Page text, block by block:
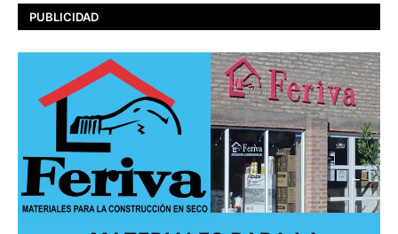
PUBLICIDAD